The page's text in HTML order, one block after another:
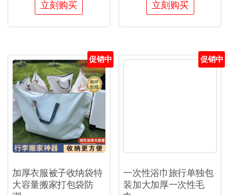
立刻购买
立刻购买
促销中
加厚衣服被子收纳袋特
大容量搬家打包袋防
促销中
一次性浴巾旅行单独包
装加大加厚一次性毛